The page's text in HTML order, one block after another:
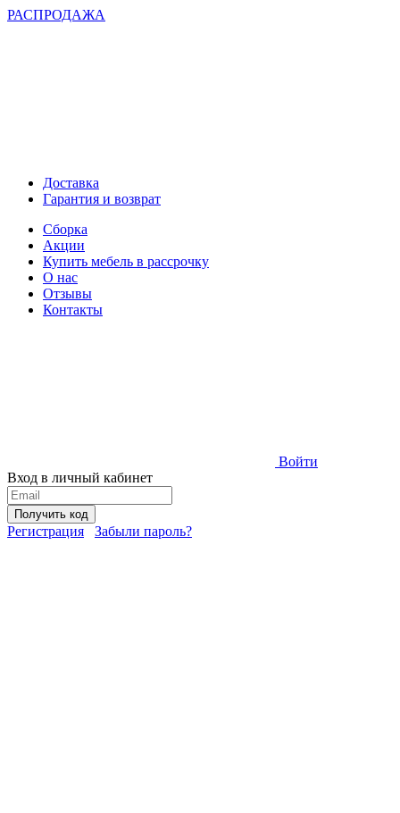
РАСПРОДАЖА
Доставка
Гарантия и возврат
Сборка
Акции
Купить мебель в рассрочку
О нас
Отзывы
Контакты
Войти
Вход в личный кабинет
Получить код
Регистрация Забыли пароль?